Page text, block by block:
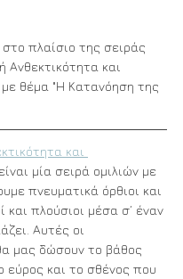
στο πλαίσιο της σειράς
Ανθεκτικότητα και
θέμα "Η Κατανόηση της
και
μία σειρά ομιλιών με
πνευματικά όρθιοι και
και πλούσιοι μέσα σ’ έναν
Αυτές οι
μας δώσουν το βάθος
εύρος και το σθένος που